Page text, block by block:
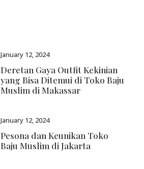
January 12, 2024
Deretan Gaya Outfit Kekinian
yang Bisa Ditemui di Toko Baju
Muslim di Makassar
January 12, 2024
Pesona dan Keunikan Toko
Baju Muslim di Jakarta